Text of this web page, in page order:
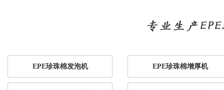
EPE珍珠棉发泡机 EPE珍珠棉增厚机